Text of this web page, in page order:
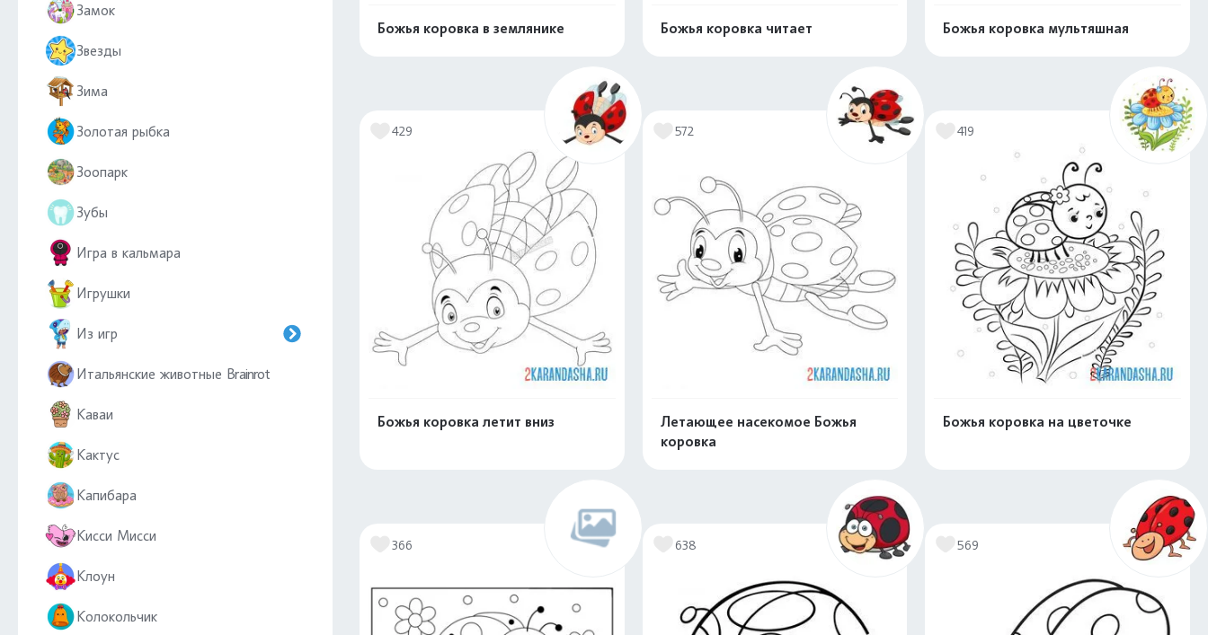
Замок
Звезды
Зима
Золотая рыбка
Зоопарк
Зубы
Игра в кальмара
Игрушки
Из игр
Итальянские животные Brainrot
Каваи
Кактус
Капибара
Кисси Мисси
Клоун
Колокольчик
Божья коровка в землянике Божья коровка читает
Распечатать и скачать
Божья коровка мультяшная
429
Божья коровка летит вниз
572
Летающее насекомое Божья
коровка
Распечатать и скачать
419
Божья коровка на цветочке
366 638 569